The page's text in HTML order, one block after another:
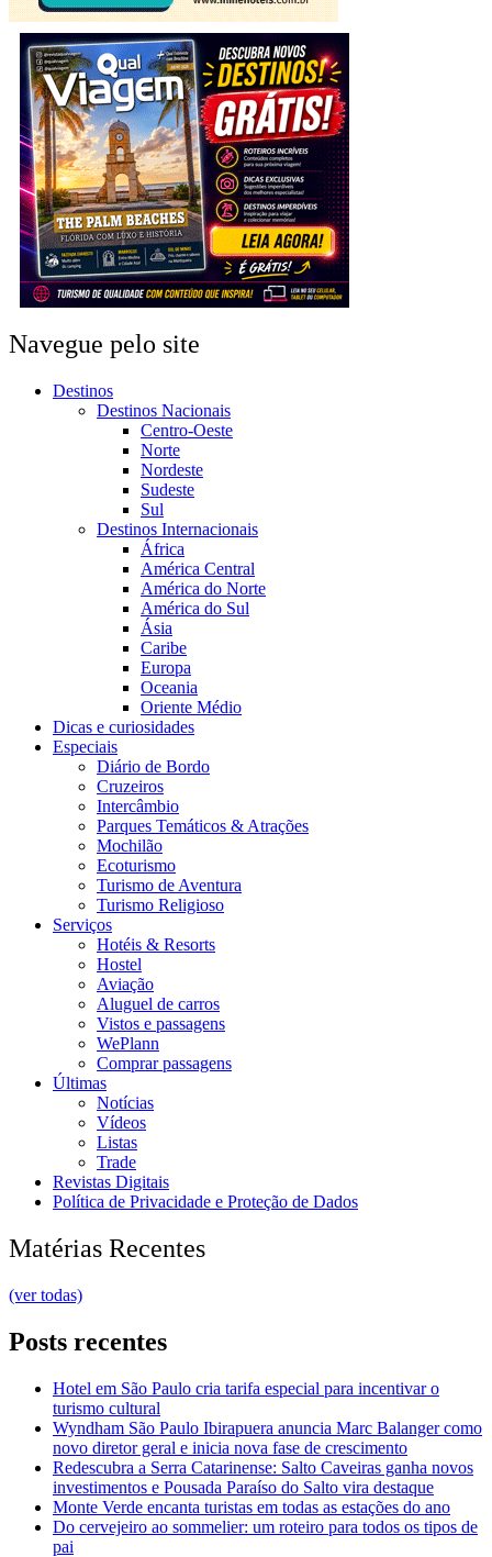
Navegue pelo site
Destinos
Destinos Nacionais
Centro-Oeste
Norte
Nordeste
Sudeste
Sul
Destinos Internacionais
África
América Central
América do Norte
América do Sul
Ásia
Caribe
Europa
Oceania
Oriente Médio
Dicas e curiosidades
Especiais
Diário de Bordo
Cruzeiros
Intercâmbio
Parques Temáticos & Atrações
Mochilão
Ecoturismo
Turismo de Aventura
Turismo Religioso
Serviços
Hotéis & Resorts
Hostel
Aviação
Aluguel de carros
Vistos e passagens
WePlann
Comprar passagens
Últimas
Notícias
Vídeos
Listas
Trade
Revistas Digitais
Política de Privacidade e Proteção de Dados
Matérias Recentes
(ver todas)
Posts recentes
Hotel em São Paulo cria tarifa especial para incentivar o
turismo cultural
Wyndham São Paulo Ibirapuera anuncia Marc Balanger como
novo diretor geral e inicia nova fase de crescimento
Redescubra a Serra Catarinense: Salto Caveiras ganha novos
investimentos e Pousada Paraíso do Salto vira destaque
Monte Verde encanta turistas em todas as estações do ano
Do cervejeiro ao sommelier: um roteiro para todos os tipos de
pai